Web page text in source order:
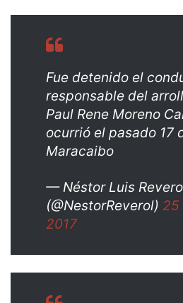
Fue detenido el
responsable del
Paul Rene Moreno
ocurrió el pasado 17
Maracaibo
— Néstor Luis
(@NestorReverol) 25
2017